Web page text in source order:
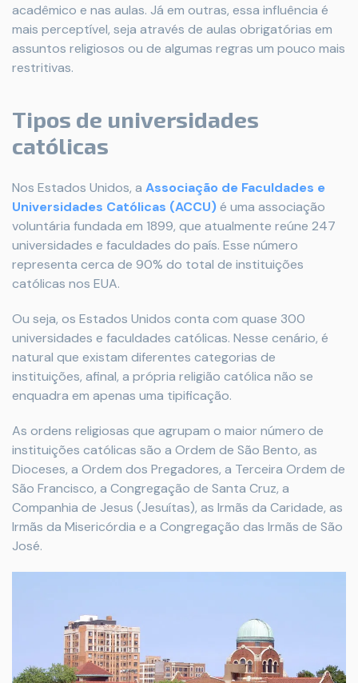
acadêmico e nas aulas. Já em outras, essa influência é
mais perceptível, seja através de aulas obrigatórias em
assuntos religiosos ou de algumas regras um pouco mais
restritivas.
Tipos de universidades
católicas
Nos Estados Unidos, a Associação de Faculdades e
Universidades Católicas (ACCU)é uma associação
voluntária fundada em 1899, que atualmente reúne 247
universidades e faculdades do país. Esse número
representa cerca de 90% do total de instituições
católicas nos EUA.
Ou seja, os Estados Unidos conta com quase 300
universidades e faculdades católicas. Nesse cenário, é
natural que existam diferentes categorias de
instituições, afinal, a própria religião católica não se
enquadra em apenas uma tipificação.
As ordens religiosas que agrupam o maior número de
instituições católicas são a Ordem de São Bento, as
Dioceses, a Ordem dos Pregadores, a Terceira Ordem de
São Francisco, a Congregação de Santa Cruz, a
Companhia de Jesus (Jesuítas), as Irmãs da Caridade, as
Irmãs da Misericórdia e a Congregação das Irmãs de São
José.